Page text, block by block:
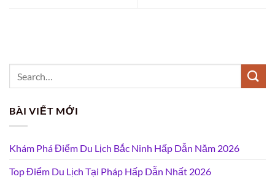
BÀI VIẾT MỚI
Khám Phá Điểm Du Lịch Bắc Ninh Hấp Dẫn Năm 2026
Top Điểm Du Lịch Tại Pháp Hấp Dẫn Nhất 2026